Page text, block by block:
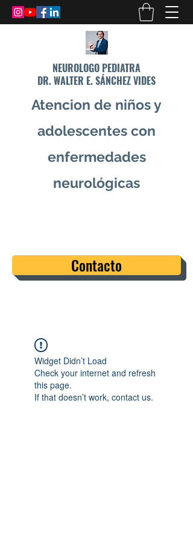
NEUROLOGO PEDIATRA
DR. WALTER E. SÁNCHEZ VIDES
Atencion de niños y
adolescentes con
enfermedades
neurológicas
Contacto
Widget Didn’t Load
Check your internet and refresh
this page.
If that doesn’t work, contact us.